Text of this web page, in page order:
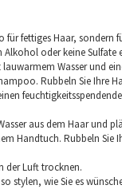
für fettiges Haar, sondern
oder keine Sulfate
Wasser und
Rubbeln Sie Ihre
aus dem Haar und
Handtuch. Rubbeln Sie
der Luft trocknen.
stylen, wie Sie es